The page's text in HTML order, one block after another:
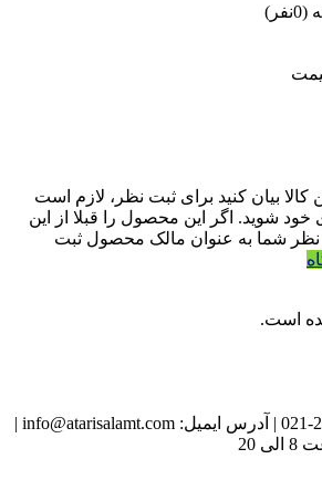
(0نفر)
کالا بیان کنید برای ثبت نظر، لازم است
خود شوید. اگر این محصول را قبلا از این
نظر شما به عنوان مالک محصول ثبت
است.
| آدرس ایمیل: info@atarisalamt.com
|
20